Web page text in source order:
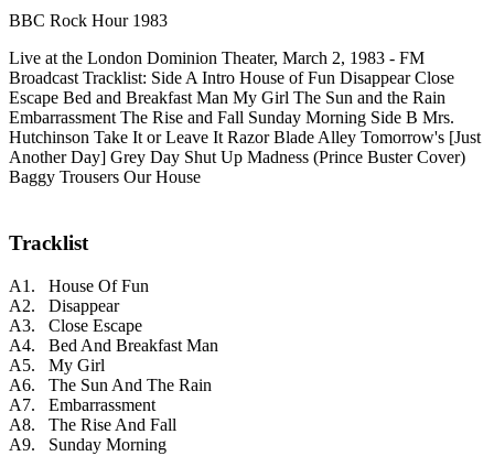
BBC Rock Hour 1983
Live at the London Dominion Theater, March 2, 1983 - FM
Broadcast Tracklist: Side A Intro House of Fun Disappear Close
Escape Bed and Breakfast Man My Girl The Sun and the Rain
Embarrassment The Rise and Fall Sunday Morning Side B Mrs.
Hutchinson Take It or Leave It Razor Blade Alley Tomorrow's [Just
Another Day] Grey Day Shut Up Madness (Prince Buster Cover)
Baggy Trousers Our House
Tracklist
A1. House Of Fun
A2. Disappear
A3. Close Escape
A4. Bed And Breakfast Man
A5. My Girl
A6. The Sun And The Rain
A7. Embarrassment
A8. The Rise And Fall
A9. Sunday Morning